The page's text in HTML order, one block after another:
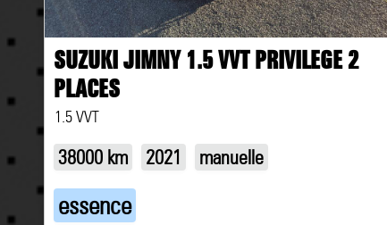
SUZUKI JIMNY 1.5 VVT PRIVILEGE 2
PLACES
1.5 VVT
38000 km 2021 manuelle
essence